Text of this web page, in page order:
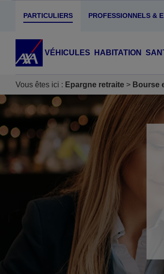
PARTICULIERS PROFESSIONNELS &
VÉHICULES HABITATION
Vous êtes ici : Epargne retraite Bourse
Accéder au Contenu Accéder au Pied de